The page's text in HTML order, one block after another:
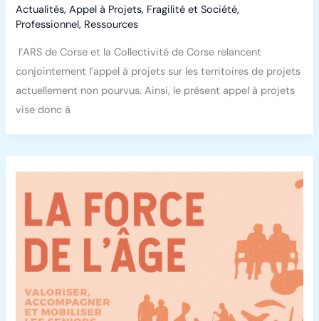
Actualités,Appel à Projets, Fragilité et Société,
Professionnel, Ressources
l’ARS de Corse et la Collectivité de Corse relancent
conjointement l’appel à projets sur les territoires de projets
actuellement non pourvus. Ainsi, le présent appel à projets
vise donc à